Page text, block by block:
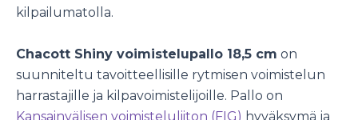
kilpailumatolla.
Chacott Shiny voimistelupallo 18,5 cm on
suunniteltu tavoitteellisille rytmisen voimistelun
harrastajille ja kilpavoimistelijoille. Pallo on
Kansainvälisen voimisteluliiton (FIG) hyväksymä ja